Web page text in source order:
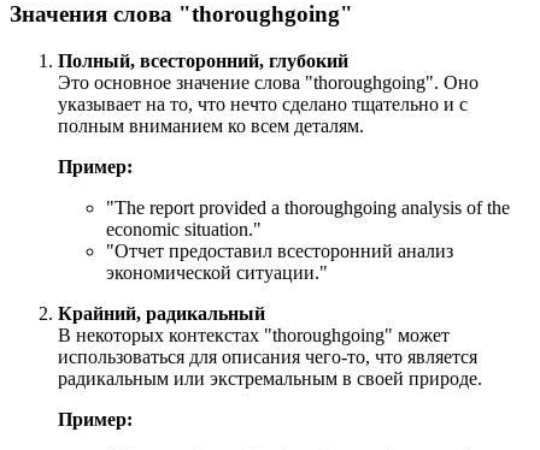
Значения слова "thoroughgoing"
Полный, всесторонний, глубокий
Это основное значение слова "thoroughgoing". Оно
указывает на то, что нечто сделано тщательно и с
полным вниманием ко всем деталям.
Пример:
"The report provided a thoroughgoing analysis of the
economic situation."
"Отчет предоставил всесторонний анализ
экономической ситуации."
Крайний, радикальный
В некоторых контекстах "thoroughgoing" может
использоваться для описания чего-то, что является
радикальным или экстремальным в своей природе.
Пример: